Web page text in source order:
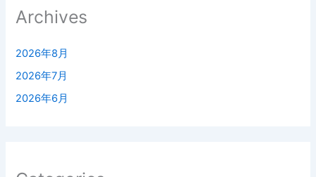
Archives
2026年8月
2026年7月
2026年6月